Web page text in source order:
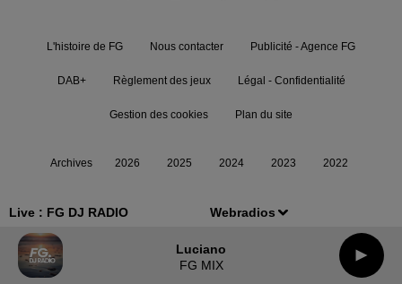
Live : FG DJ RADIO Webradios
Luciano
FG MIX
L'histoire de FG Nous contacter Publicité - Agence FG
DAB+ Règlement des jeux Légal - Confidentialité
Gestion des cookies Plan du site
Archives 2026 2025 2024 2023 2022